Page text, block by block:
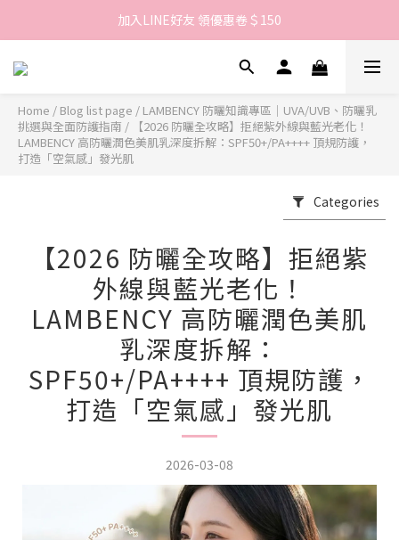
歡迎來到LAMBENCY 💓 註冊會員享＄100購物金！
加入LINE好友 領優惠卷＄150
歡迎來到LAMBENCY 💓 註冊會員享＄100購物金！
Home / Blog list page / LAMBENCY 防曬知識專區｜UVA/UVB、防曬乳
挑選與全面防護指南 /
【2026 防曬全攻略】拒絕紫外線與藍光老化！
LAMBENCY 高防曬潤色美肌乳深度拆解：SPF50+/PA++++ 頂規防護，
打造「空氣感」發光肌
Categories
【2026 防曬全攻略】拒絕紫
外線與藍光老化！
LAMBENCY 高防曬潤色美肌
乳深度拆解：
SPF50+/PA++++ 頂規防護，
打造「空氣感」發光肌
2026-03-08